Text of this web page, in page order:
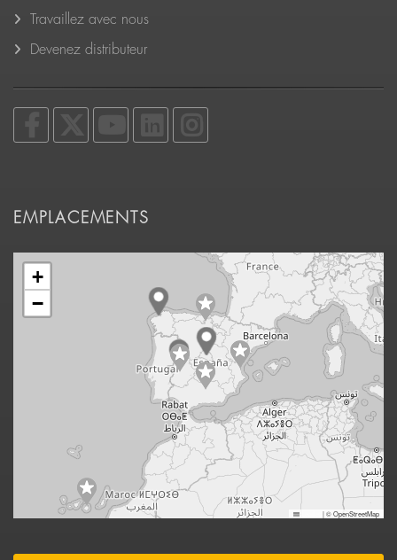
Travaillez avec nous
Devenez distributeur
EMPLACEMENTS
+
−
|© OpenStreetMap